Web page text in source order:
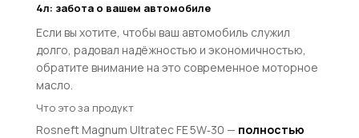
4л: забота о вашем автомобиле
Если вы хотите, чтобы ваш автомобиль служил
долго, радовал надёжностью и экономичностью,
обратите внимание на это современное моторное
масло.
Что это за продукт
Rosneft Magnum Ultratec FE 5W‑30 — полностью